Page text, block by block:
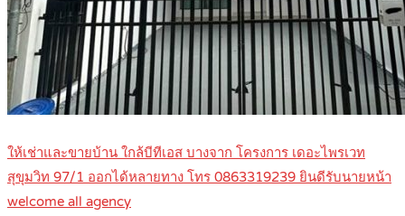
ให้เช่าและขายบ้าน ใกล้บีทีเอส บางจาก โครงการ เดอะไพรเวท
สุขุมวิท 97/1 ออกได้หลายทาง โทร 0863319239 ยินดีรับนายหน้า
welcome all agency